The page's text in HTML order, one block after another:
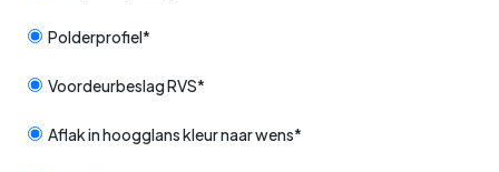
Polderprofiel*
Voordeurbeslag RVS*
Aflak in hoogglans kleur naar wens*